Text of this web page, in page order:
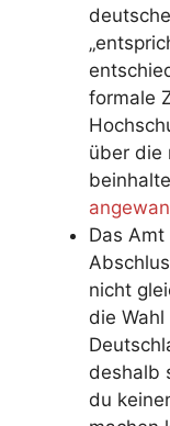
formale
über die
Das
nicht
die
deshalb
du